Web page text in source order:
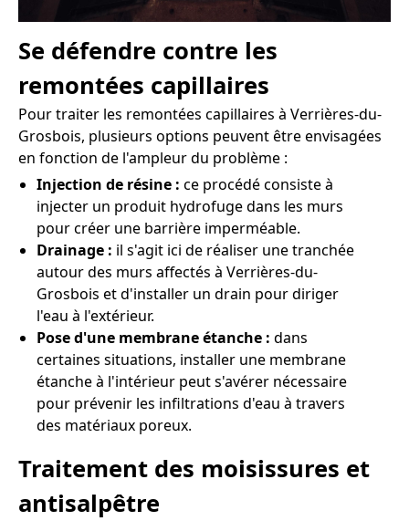
Se défendre contre les
remontées capillaires
Pour traiter les remontées capillaires à Verrières-du-
Grosbois, plusieurs options peuvent être envisagées
en fonction de l'ampleur du problème :
Injection de résine : ce procédé consiste à
injecter un produit hydrofuge dans les murs
pour créer une barrière imperméable.
Drainage : il s'agit ici de réaliser une tranchée
autour des murs affectés à Verrières-du-
Grosbois et d'installer un drain pour diriger
l'eau à l'extérieur.
Pose d'une membrane étanche : dans
certaines situations, installer une membrane
étanche à l'intérieur peut s'avérer nécessaire
pour prévenir les infiltrations d'eau à travers
des matériaux poreux.
Traitement des moisissures et
antisalpêtre